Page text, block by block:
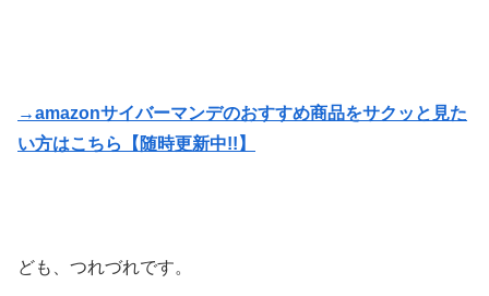
→amazonサイバーマンデのおすすめ商品をサクッと見た
い方はこちら【随時更新中!!】
ども、つれづれです。